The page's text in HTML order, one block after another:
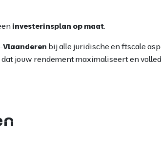
investerinsplan op maat.
Vlaanderen bij alle juridische en fiscale
jouw rendement maximaliseert en